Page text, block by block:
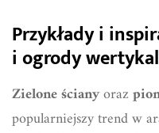
Przykłady i
i ogrody
Zielone ścianyoraz
popularniejszy trend w